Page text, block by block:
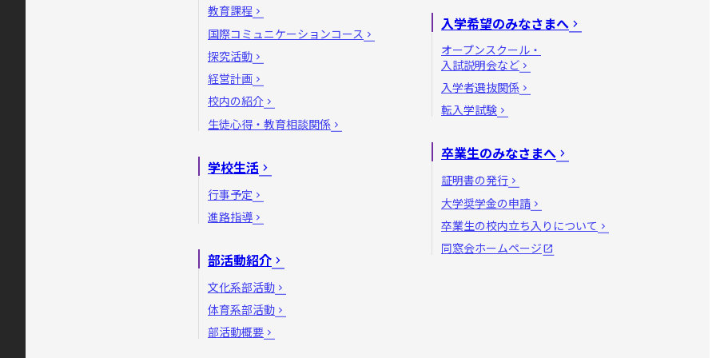
教育課程
国際コミュニケーションコース
探究活動
経営計画
校内の紹介
生徒心得・教育相談関係
学校生活
行事予定
進路指導
部活動紹介
文化系部活動
体育系部活動
部活動概要
入学希望のみなさまへ
オープンスクール・
入試説明会など
入学者選抜関係
転入学試験
卒業生のみなさまへ
証明書の発行
大学奨学金の申請
卒業生の校内立ち入りについて
同窓会ホームページ